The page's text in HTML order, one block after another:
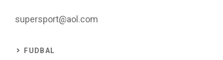
supersport@aol.com
FUDBAL